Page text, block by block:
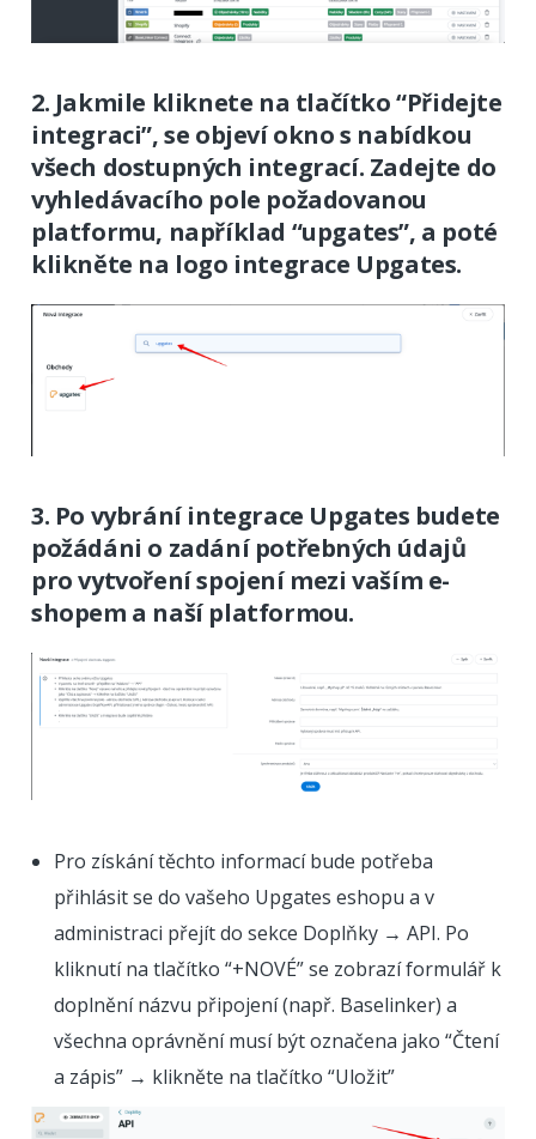
2. Jakmile kliknete na tlačítko “Přidejte
integraci”, se objeví okno s nabídkou
všech dostupných integrací. Zadejte do
vyhledávacího pole požadovanou
platformu, například “upgates”, a poté
klikněte na logo integrace Upgates.
3. Po vybrání integrace Upgates budete
požádáni o zadání potřebných údajů
pro vytvoření spojení mezi vaším e-
shopem a naší platformou.
Pro získání těchto informací bude potřeba
přihlásit se do vašeho Upgates eshopu a v
administraci přejít do sekce Doplňky → API. Po
kliknutí na tlačítko “+NOVÉ” se zobrazí formulář k
doplnění názvu připojení (např. Baselinker) a
všechna oprávnění musí být označena jako “Čtení
a zápis” → klikněte na tlačítko “Uložit”